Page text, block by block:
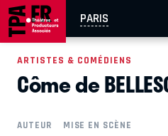
PARIS
AIX-MARSEILLE
EN TOURNÉE
ARTISTES & COMÉDIENS
Côme de
AUTEUR MISE EN SCÈNE